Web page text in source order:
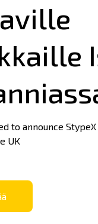
Shop
to announce StypeX
UK